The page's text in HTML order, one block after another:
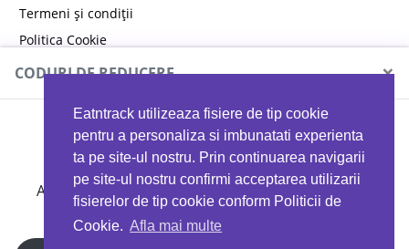
Eatntrack utilizeaza fisiere de tip cookie
pentru a personaliza si imbunatati experienta
ta pe site-ul nostru. Prin continuarea navigarii
pe site-ul nostru confirmi acceptarea utilizarii
fisierelor de tip cookie conform Politicii de
Cookie. Afla mai multe
Termeni și condiții
Politica Cookie
Politica de confidențialitate
CODURI DE REDUCERE ×
MYPROTEIN
Ai 40%reducere la orice comandă folosind codul
EATTRACK